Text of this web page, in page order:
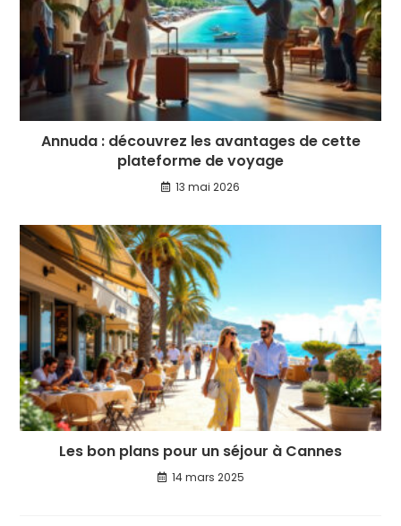
Annuda : découvrez les avantages de cette
plateforme de voyage
13 mai 2026
Les bon plans pour un séjour à Cannes
14 mars 2025